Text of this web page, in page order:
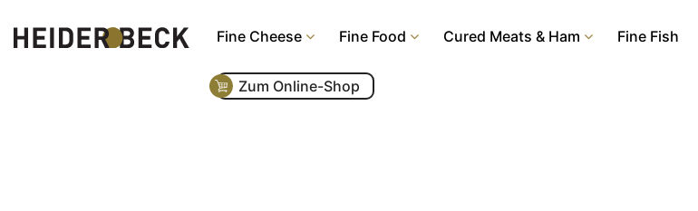
Fine Cheese Fine Food Cured Meats & Ham Fine Fish
Zum Online-Shop